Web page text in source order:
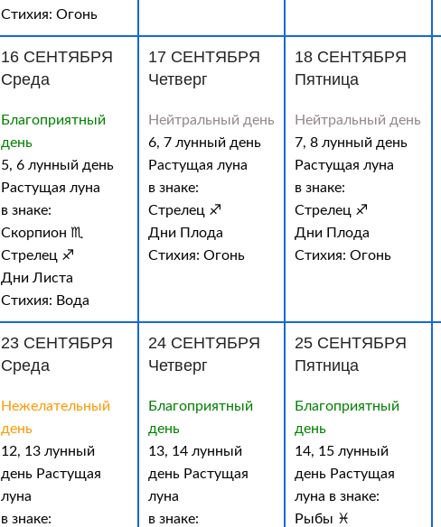
Стихия: Огонь
16 СЕНТЯБРЯ
Среда
Благоприятный
день
5, 6 лунный день
Растущая луна
в знаке:
Скорпион ♏
Стрелец ♐
Дни Листа
Стихия: Вода
17 СЕНТЯБРЯ
Четверг
Нейтральный день
6, 7 лунный день
Растущая луна
в знаке:
Стрелец ♐
Дни Плода
Стихия: Огонь
18 СЕНТЯБРЯ
Пятница
Нейтральный день
7, 8 лунный день
Растущая луна
в знаке:
Стрелец ♐
Дни Плода
Стихия: Огонь
23 СЕНТЯБРЯ
Среда
Нежелательный
день
12, 13 лунный
день Растущая
луна
в знаке:
24 СЕНТЯБРЯ
Четверг
Благоприятный
день
13, 14 лунный
день Растущая
луна
в знаке:
25 СЕНТЯБРЯ
Пятница
Благоприятный
день
14, 15 лунный
день Растущая
луна в знаке:
Рыбы ♓